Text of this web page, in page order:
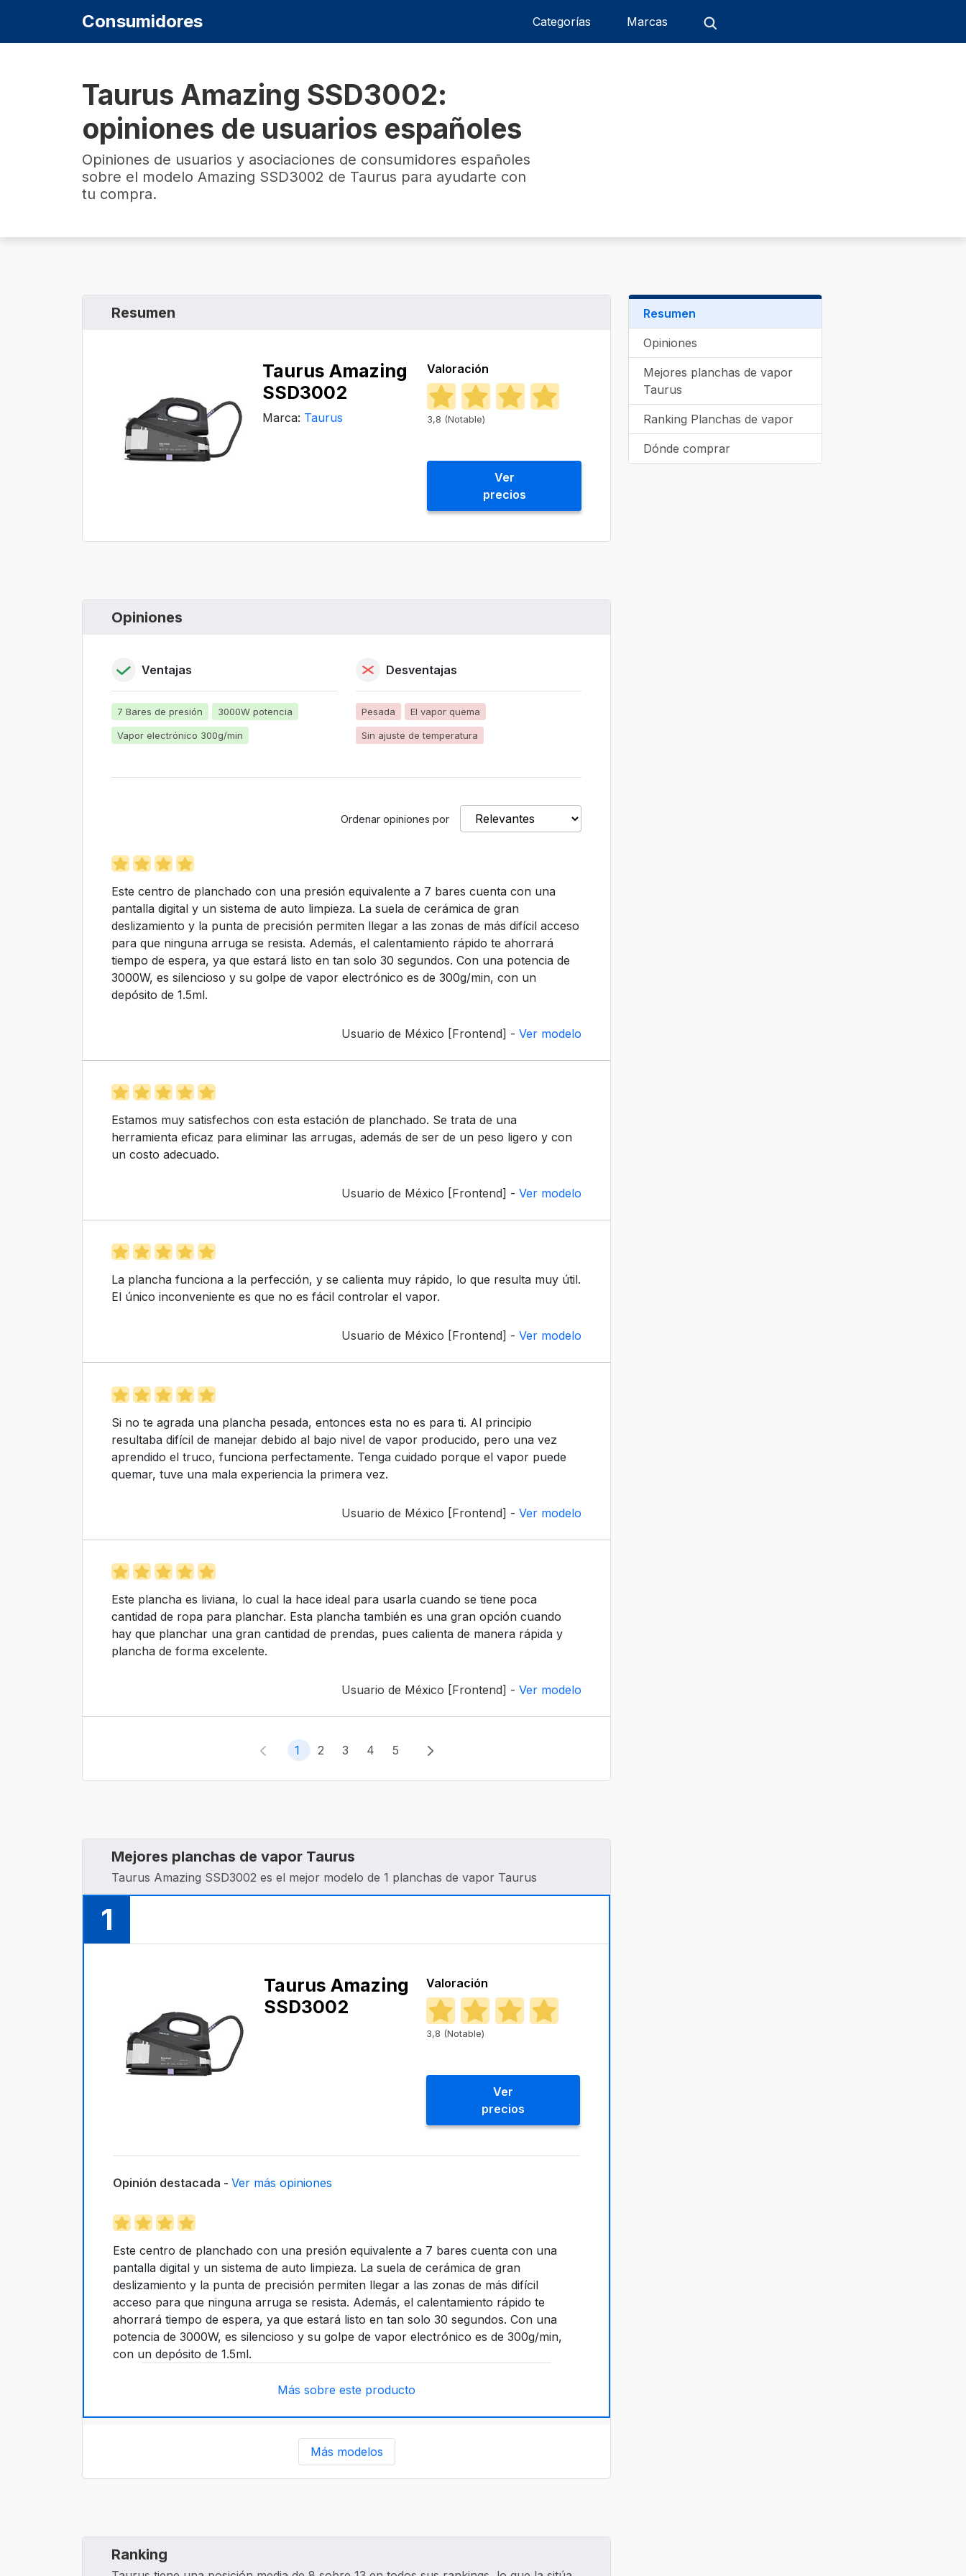
Consumidores Categorías Marcas
Taurus Amazing SSD3002:
opiniones de usuarios españoles
Opiniones de usuarios y asociaciones de consumidores españoles
sobre el modelo Amazing SSD3002 de Taurus para ayudarte con
tu compra.
Resumen
Opiniones
Mejores planchas de vapor
Taurus
Ranking Planchas de vapor
Dónde comprar
Resumen
Taurus Amazing
SSD3002
Marca: Taurus
Valoración
3,8 (Notable)
Ver
precios
Opiniones
Ventajas
7 Bares de presión 3000W potencia
Vapor electrónico 300g/min
Desventajas
Pesada El vapor quema
Sin ajuste de temperatura
Ordenar opiniones por
Este centro de planchado con una presión equivalente a 7 bares cuenta con una
pantalla digital y un sistema de auto limpieza. La suela de cerámica de gran
deslizamiento y la punta de precisión permiten llegar a las zonas de más difícil acceso
para que ninguna arruga se resista. Además, el calentamiento rápido te ahorrará
tiempo de espera, ya que estará listo en tan solo 30 segundos. Con una potencia de
3000W, es silencioso y su golpe de vapor electrónico es de 300g/min, con un
depósito de 1.5ml.
Usuario de México [Frontend] - Ver modelo
Estamos muy satisfechos con esta estación de planchado. Se trata de una
herramienta eficaz para eliminar las arrugas, además de ser de un peso ligero y con
un costo adecuado.
Usuario de México [Frontend] - Ver modelo
La plancha funciona a la perfección, y se calienta muy rápido, lo que resulta muy útil.
El único inconveniente es que no es fácil controlar el vapor.
Usuario de México [Frontend] - Ver modelo
Si no te agrada una plancha pesada, entonces esta no es para ti. Al principio
resultaba difícil de manejar debido al bajo nivel de vapor producido, pero una vez
aprendido el truco, funciona perfectamente. Tenga cuidado porque el vapor puede
quemar, tuve una mala experiencia la primera vez.
Usuario de México [Frontend] - Ver modelo
Este plancha es liviana, lo cual la hace ideal para usarla cuando se tiene poca
cantidad de ropa para planchar. Esta plancha también es una gran opción cuando
hay que planchar una gran cantidad de prendas, pues calienta de manera rápida y
plancha de forma excelente.
Usuario de México [Frontend] - Ver modelo
1 2 3 4 5
Mejores planchas de vapor Taurus
Taurus Amazing SSD3002 es el mejor modelo de 1 planchas de vapor Taurus
1
Taurus Amazing
SSD3002
Valoración
3,8 (Notable)
Ver
precios
Opinión destacada - Ver más opiniones
Este centro de planchado con una presión equivalente a 7 bares cuenta con una
pantalla digital y un sistema de auto limpieza. La suela de cerámica de gran
deslizamiento y la punta de precisión permiten llegar a las zonas de más difícil
acceso para que ninguna arruga se resista. Además, el calentamiento rápido te
ahorrará tiempo de espera, ya que estará listo en tan solo 30 segundos. Con una
potencia de 3000W, es silencioso y su golpe de vapor electrónico es de 300g/min,
con un depósito de 1.5ml.
Más sobre este producto
Más modelos
Ranking